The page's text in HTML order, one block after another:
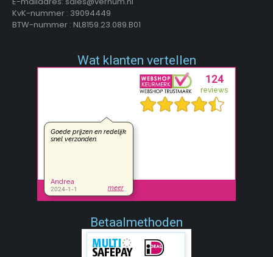
KvK-nummer : 39094449
BTW-nummer : NL8159.23.089.B01
Wat klanten vertellen
Betaalmethoden